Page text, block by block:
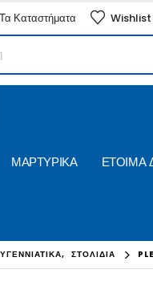
Τα Καταστήματα Wishlist
ΜΑΡΤΥΡΙΚΑ ΕΤΟΙΜΑ
, ΣΤΟΛΙΔΙΑ